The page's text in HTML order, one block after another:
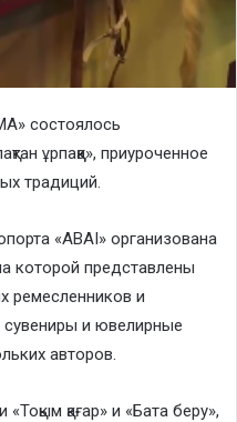
состоялось
ұрпаққа», приуроченное
традиций.
«ABAI» организована
которой представлены
ремесленников и
и ювелирные
авторов.
қағар» и «Бата беру»,